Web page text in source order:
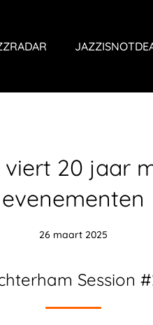
viert 20 jaar
evenementen
26 maart 2025
Session